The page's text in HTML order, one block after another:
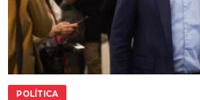
POLÍTICA